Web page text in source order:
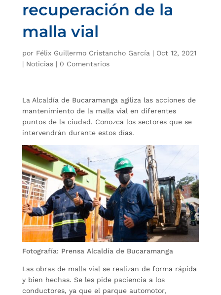
recuperación de la
malla vial
por Félix Guillermo Cristancho García | Oct 12, 2021
| Noticias| 0 Comentarios
La Alcaldía de Bucaramanga agiliza las acciones de
mantenimiento de la malla vial en diferentes
puntos de la ciudad. Conozca los sectores que se
intervendrán durante estos días.
Fotografía: Prensa Alcaldía de Bucaramanga
Las obras de malla vial se realizan de forma rápida
y bien hechas. Se les pide paciencia a los
conductores, ya que el parque automotor,